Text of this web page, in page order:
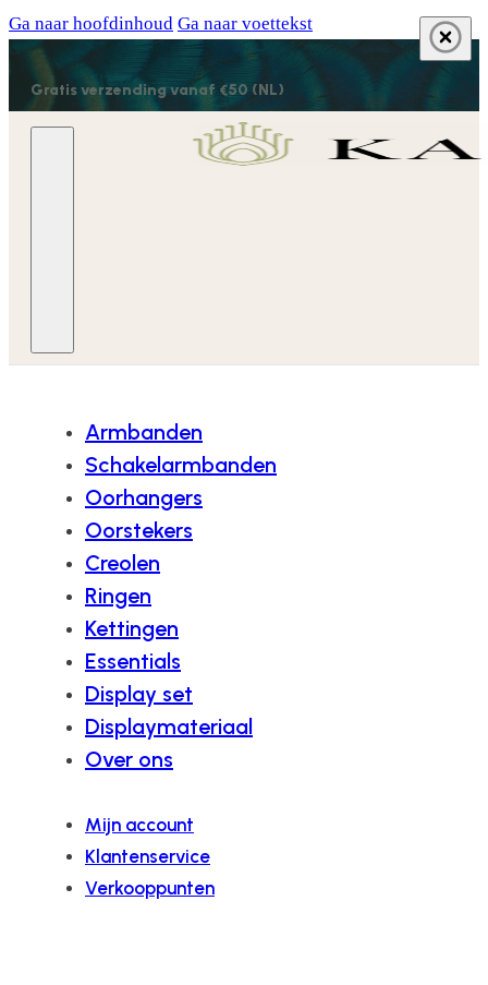
Ga naar hoofdinhoud Ga naar voettekst
Gratis verzending vanaf €50 (NL)
Armbanden
Schakelarmbanden
Oorhangers
Oorstekers
Creolen
Ringen
Kettingen
Essentials
Display set
Displaymateriaal
Over ons
Mijn account
Klantenservice
Verkooppunten